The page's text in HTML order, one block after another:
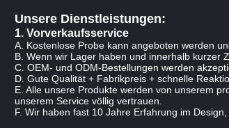
Unsere Dienstleistungen:
1. Vorverkaufsservice
A. Kostenlose Probe kann angeboten werden
B. Wenn wir Lager haben und innerhalb kurzer
C. OEM- und ODM-Bestellungen werden
D. Gute Qualität + Fabrikpreis + schnelle
E. Alle unsere Produkte werden von unserem
unserem Service völlig vertrauen.
F. Wir haben fast 10 Jahre Erfahrung im